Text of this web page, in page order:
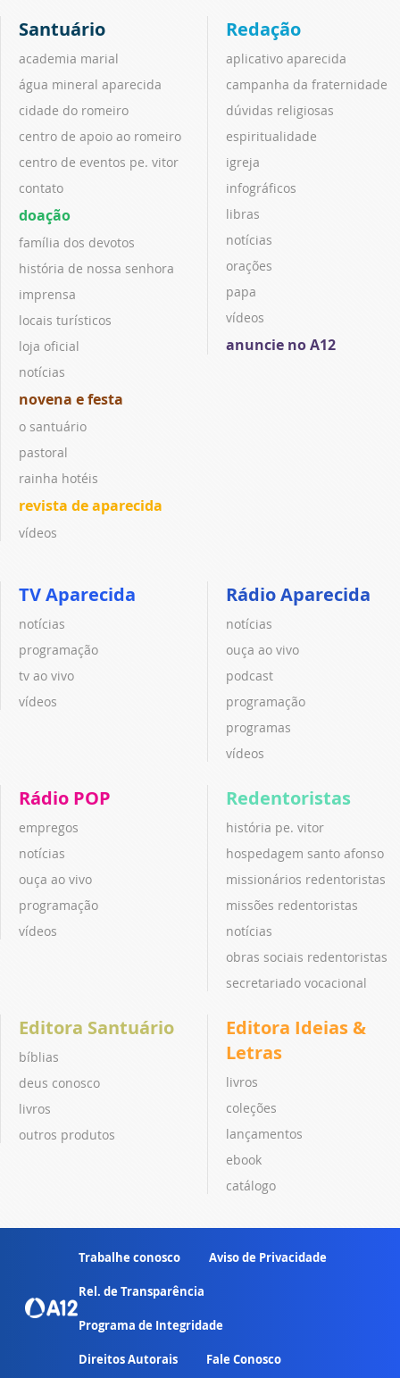
Santuário
academia marial
água mineral aparecida
cidade do romeiro
centro de apoio ao romeiro
centro de eventos pe. vitor
contato
doação
família dos devotos
história de nossa senhora
imprensa
locais turísticos
loja oficial
notícias
novena e festa
o santuário
pastoral
rainha hotéis
revista de aparecida
vídeos
Redação
aplicativo aparecida
campanha da fraternidade
dúvidas religiosas
espiritualidade
igreja
infográficos
libras
notícias
orações
papa
vídeos
anuncie no A12
TV Aparecida
notícias
programação
tv ao vivo
vídeos
Rádio Aparecida
notícias
ouça ao vivo
podcast
programação
programas
vídeos
Rádio POP
empregos
notícias
ouça ao vivo
programação
vídeos
Redentoristas
história pe. vitor
hospedagem santo afonso
missionários redentoristas
missões redentoristas
notícias
obras sociais redentoristas
secretariado vocacional
Editora Santuário
bíblias
deus conosco
livros
outros produtos
Editora Ideias &
Letras
livros
coleções
lançamentos
ebook
catálogo
Trabalhe conosco Aviso de Privacidade
Rel. de Transparência
Programa de Integridade
Direitos Autorais Fale Conosco